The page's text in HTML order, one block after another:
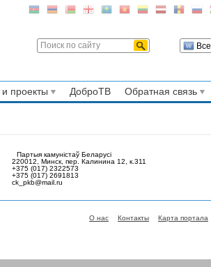
Все
проекты ДоброТВ Обратная связь
Партыя камуністаў Беларусі
220012, Минск, пер. Калинина 12, к.311
+375 (017) 2322573
+375 (017) 2691813
ck_pkb@mail.ru
О нас Контакты Карта портала